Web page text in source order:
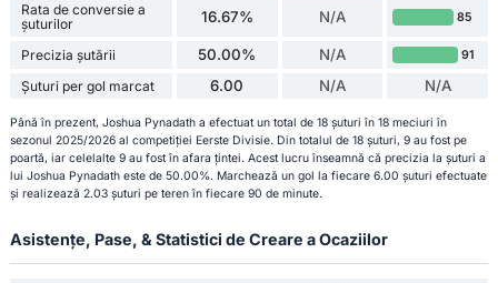
Rata de conversie a
șuturilor
16.67% N/A 85
Precizia șutării 50.00% N/A 91
Șuturi per gol marcat 6.00 N/A N/A
Până în prezent, Joshua Pynadath a efectuat un total de 18 șuturi în 18 meciuri în
sezonul 2025/2026 al competiției Eerste Divisie. Din totalul de 18 șuturi, 9 au fost pe
poartă, iar celelalte 9 au fost în afara țintei. Acest lucru înseamnă că precizia la șuturi a
lui Joshua Pynadath este de 50.00%. Marchează un gol la fiecare 6.00 șuturi efectuate
și realizează 2.03 șuturi pe teren în fiecare 90 de minute.
Asistențe, Pase, & Statistici de Creare a Ocaziilor